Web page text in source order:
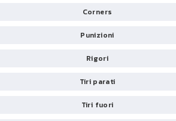
Corners
Punizioni
Rigori
Tiri parati
Tiri fuori